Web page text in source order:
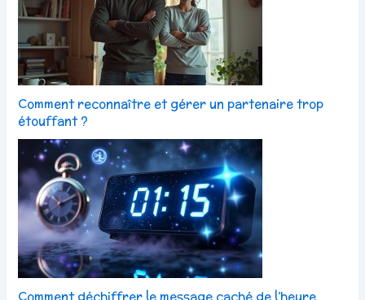
Comment reconnaître et gérer un partenaire trop
étouffant ?
Comment déchiffrer le message caché de l’heure